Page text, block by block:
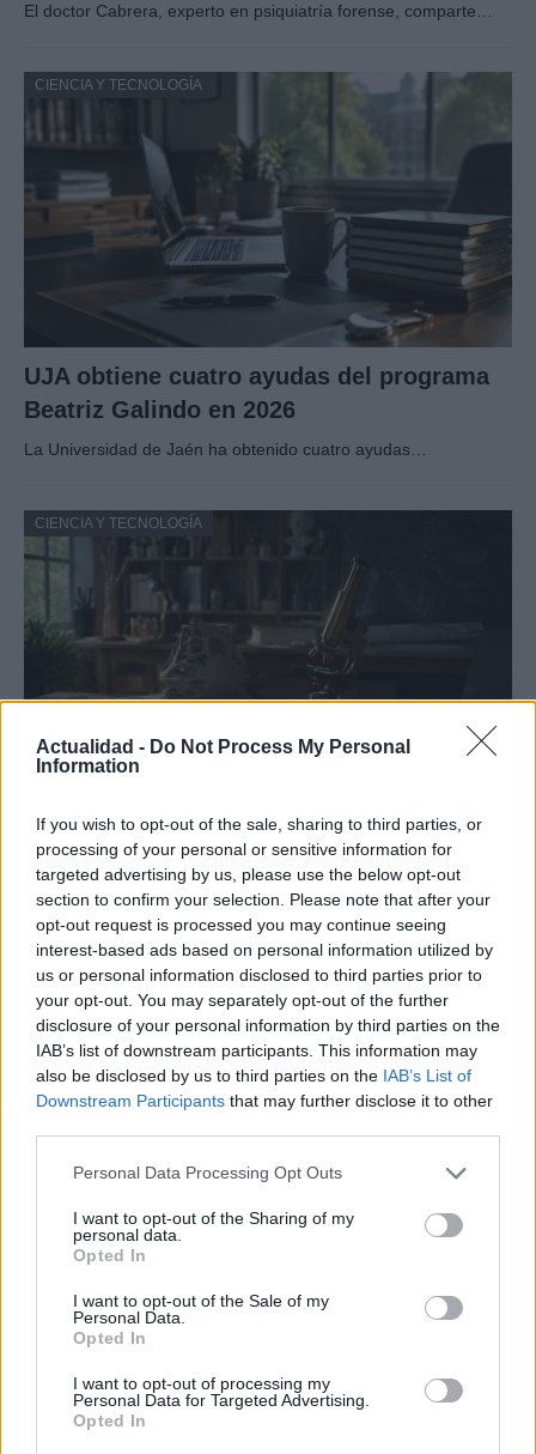
Actualidad - Do Not Process My Personal
Information
If you wish to opt-out of the sale, sharing to third parties, or
processing of your personal or sensitive information for
targeted advertising by us, please use the below opt-out
section to confirm your selection. Please note that after your
opt-out request is processed you may continue seeing
interest-based ads based on personal information utilized by
us or personal information disclosed to third parties prior to
your opt-out. You may separately opt-out of the further
disclosure of your personal information by third parties on the
IAB’s list of downstream participants. This information may
also be disclosed by us to third parties on the IAB’s List of
Downstream Participants that may further disclose it to other
Please note that this website/app uses one or more Google
not limited to your visit or usage behaviour. You may click to
grant or deny consent to Google and its third-party tags to
use your data for below specified purposes in below Google
consent section.
Personal Data Processing Opt Outs
I want to opt-out of the Sharing of my
personal data.
Opted In
I want to opt-out of the Sale of my
Personal Data.
Opted In
I want to opt-out of processing my
Personal Data for Targeted Advertising.
Opted In
El doctor Cabrera, experto en psiquiatría forense, comparte…
CIENCIA Y TECNOLOGÍA
UJA obtiene cuatro ayudas del programa
Beatriz Galindo en 2026
La Universidad de Jaén ha obtenido cuatro ayudas…
CIENCIA Y TECNOLOGÍA
Guía para definir intereses y
competencias en carreras STEAM
Identifica tus intereses y competencias en datos, IA,…
CIENCIA Y TECNOLOGÍA
Ética en IA: marcos, riesgos y
La inteligencia artificial ética es fundamental para un…
CIENCIA Y TECNOLOGÍA